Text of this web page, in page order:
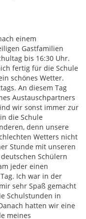
einem
Gastfamilien
bis 16:30 Uhr.
fertig für die Schule
schönes Wetter.
An diesem Tag
Austauschpartners
wir sonst immer zur
die Schule
denn unsere
Wetters nicht
Stunde mit unseren
Schülern
jeder einen
Ich war in der
sehr Spaß gemacht
Schulstunden in
hatten wir eine
meines